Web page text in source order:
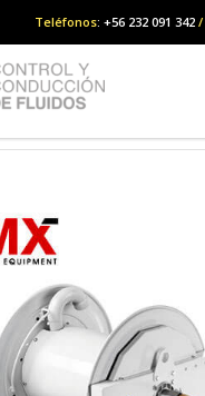
Teléfonos: +56 232 091 342 /